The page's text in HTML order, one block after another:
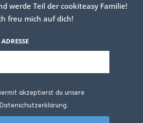
werde Teil der cookiteasy Familie!
freu mich auf dich!
akzeptierst du unsere
Datenschutzerklärung.